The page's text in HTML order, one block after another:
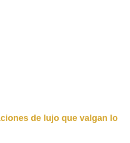
de lujo que valgan lo